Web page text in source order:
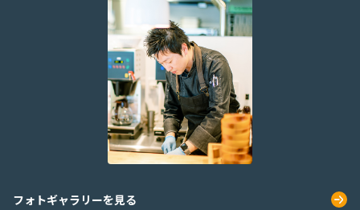
フォトギャラリーを見る